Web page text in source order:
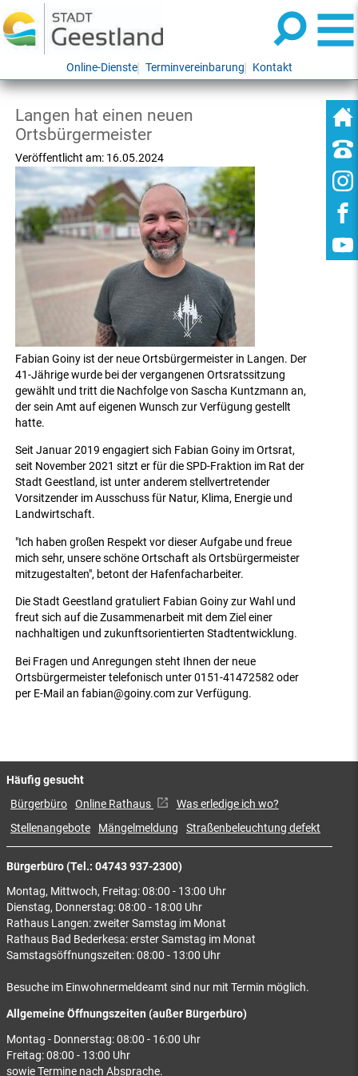
Online-Dienste Terminvereinbarung Kontakt
Langen hat einen neuen
Ortsbürgermeister
Veröffentlicht am: 16.05.2024
Fabian Goiny ist der neue Ortsbürgermeister in Langen. Der
41-Jährige wurde bei der vergangenen Ortsratssitzung
gewählt und tritt die Nachfolge von Sascha Kuntzmann an,
der sein Amt auf eigenen Wunsch zur Verfügung gestellt
hatte.
Seit Januar 2019 engagiert sich Fabian Goiny im Ortsrat,
seit November 2021 sitzt er für die SPD-Fraktion im Rat der
Stadt Geestland, ist unter anderem stellvertretender
Vorsitzender im Ausschuss für Natur, Klima, Energie und
Landwirtschaft.
"Ich haben großen Respekt vor dieser Aufgabe und freue
mich sehr, unsere schöne Ortschaft als Ortsbürgermeister
mitzugestalten", betont der Hafenfacharbeiter.
Die Stadt Geestland gratuliert Fabian Goiny zur Wahl und
freut sich auf die Zusammenarbeit mit dem Ziel einer
nachhaltigen und zukunftsorientierten Stadtentwicklung.
Bei Fragen und Anregungen steht Ihnen der neue
Ortsbürgermeister telefonisch unter 0151-41472582 oder
per E-Mail an fabian@goiny.com zur Verfügung.
Bürgerbüro (Tel.: 04743 937-2300)
Montag, Mittwoch, Freitag: 08:00 - 13:00 Uhr
Dienstag, Donnerstag: 08:00 - 18:00 Uhr
Rathaus Langen: zweiter Samstag im Monat
Rathaus Bad Bederkesa: erster Samstag im Monat
Samstagsöffnungszeiten: 08:00 - 13:00 Uhr
Besuche im Einwohnermeldeamt sind nur mit Termin möglich.
Allgemeine Öffnungszeiten (außer Bürgerbüro)
Montag - Donnerstag: 08:00 - 16:00 Uhr
Freitag: 08:00 - 13:00 Uhr
sowie Termine nach Absprache.
Häufig gesucht
Bürgerbüro Online Rathaus
Was erledige ich wo?
Stellenangebote
Mängelmeldung Straßenbeleuchtung defekt